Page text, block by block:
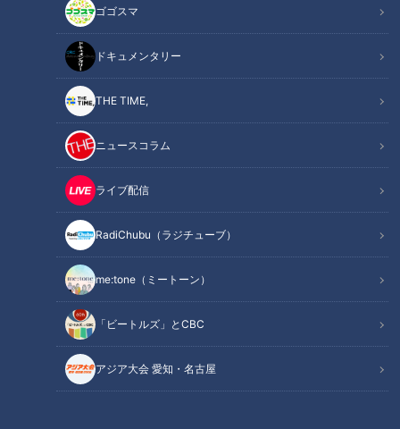
ゴゴスマ
ドキュメンタリー
THE TIME,
ニュースコラム
ライブ配信
RadiChubu（ラジチューブ）
me:tone（ミートーン）
「ビートルズ」とCBC
アジア大会 愛知・名古屋
この記事を見たあなたへのおすすめ
25種類の海鮮がのった特大どん